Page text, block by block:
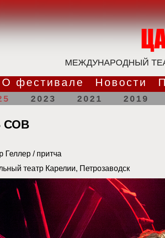
МЕЖДУНАРОДНЫЙ
О фестивале Новости
2023 2021 2019
СОВ
Геллер / притча
театр Карелии, Петрозаводск